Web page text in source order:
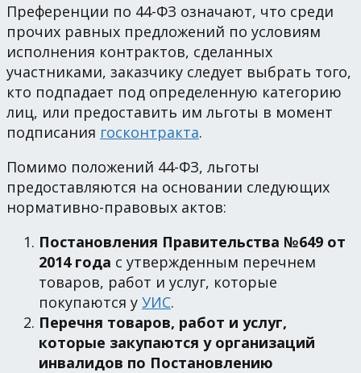
Преференции по 44-ФЗ означают, что среди
прочих равных предложений по условиям
исполнения контрактов, сделанных
участниками, заказчику следует выбрать того,
кто подпадает под определенную категорию
лиц, или предоставить им льготы в момент
подписания госконтракта.
Помимо положений 44-ФЗ, льготы
предоставляются на основании следующих
нормативно-правовых актов:
Постановления Правительства №649 от
2014 года с утвержденным перечнем
товаров, работ и услуг, которые
покупаются у УИС.
Перечня товаров, работ и услуг,
которые закупаются у организаций
инвалидов по Постановлению